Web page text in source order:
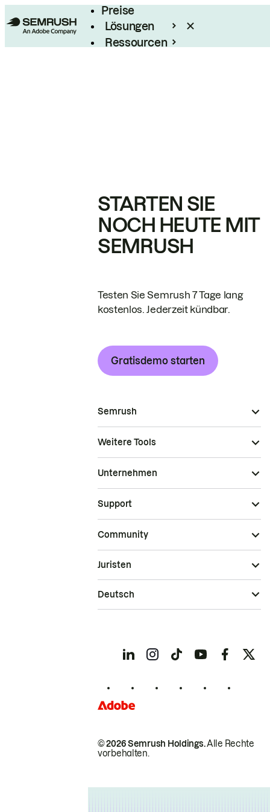
Preise
Lösungen
Ressourcen
STARTEN SIE
NOCH HEUTE MIT
SEMRUSH
Testen Sie Semrush 7 Tage lang
kostenlos. Jederzeit kündbar.
Gratisdemo starten
Semrush
Weitere Tools
Unternehmen
Support
Community
© 2026 Semrush Holdings.Alle Rechte
vorbehalten.
Juristen
Deutsch